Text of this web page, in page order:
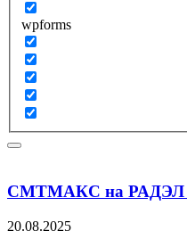
wpforms
СМТМАКС на РАДЭЛ
20.08.2025